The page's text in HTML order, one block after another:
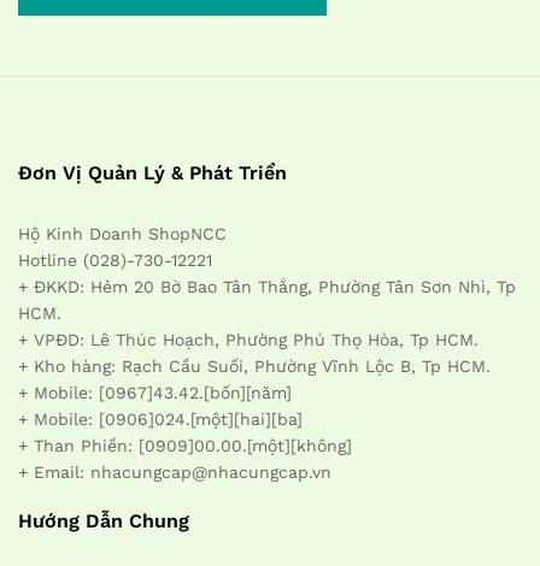
Đơn Vị Quản Lý & Phát Triển
Hộ Kinh Doanh ShopNCC
Hotline (028)-730-12221
+ ĐKKD: Hẻm 20 Bờ Bao Tân Thắng, Phường Tân Sơn Nhì, Tp
HCM.
+ VPĐD: Lê Thúc Hoạch, Phường Phú Thọ Hòa, Tp HCM.
+ Kho hàng: Rạch Cầu Suối, Phường Vĩnh Lộc B, Tp HCM.
+ Mobile: [0967]43.42.[bốn][năm]
+ Mobile: [0906]024.[một][hai][ba]
+ Than Phiền: [0909]00.00.[một][không]
+ Email: nhacungcap@nhacungcap.vn
Hướng Dẫn Chung